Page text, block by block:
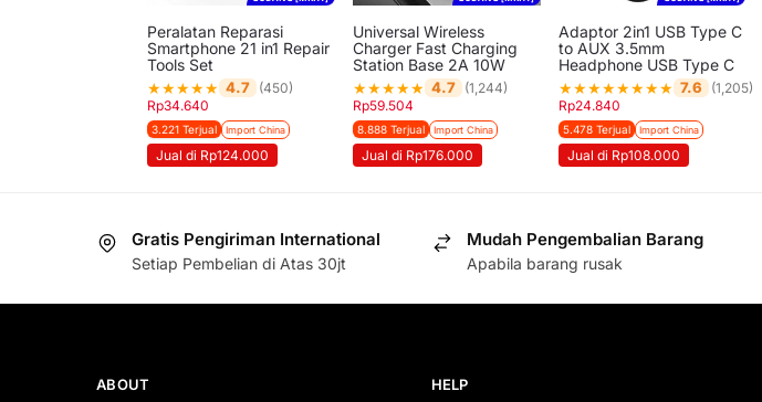
Peralatan Reparasi
Smartphone 21 in1 Repair
Tools Set
★★★★★ 4.7
(450)
Rp34.640
3.221 Terjual Import China
Jual di Rp124.000
Universal Wireless
Charger Fast Charging
Station Base 2A 10W
★★★★★ 4.7
(1,244)
Rp59.504
8.888 Terjual Import China
Jual di Rp176.000
Adaptor 2in1 USB Type C
to AUX 3.5mm
Headphone USB Type C
★★★★★★★★ 7.6
(1,205)
Rp24.840
5.478 Terjual Import China
Jual di Rp108.000
Gratis Pengiriman International
Setiap Pembelian di Atas 30jt
Mudah Pengembalian Barang
Apabila barang rusak
ABOUT HELP